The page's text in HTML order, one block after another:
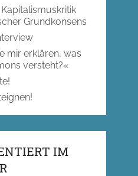
Grundkonsens
mir erklären, was
versteht?«
IM